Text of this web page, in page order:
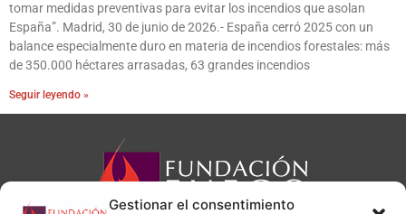
Gestionar el consentimiento
tomar medidas preventivas para evitar los incendios que asolan
España”. Madrid, 30 de junio de 2026.- España cerró 2025 con un
balance especialmente duro en materia de incendios forestales: más
de 350.000 héctares arrasadas, 63 grandes incendios
Seguir leyendo »